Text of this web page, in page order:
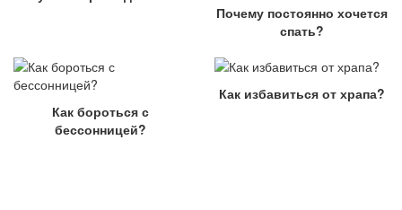
Почему постоянно хочется
спать?
Как бороться с
бессонницей?
Как избавиться от храпа?